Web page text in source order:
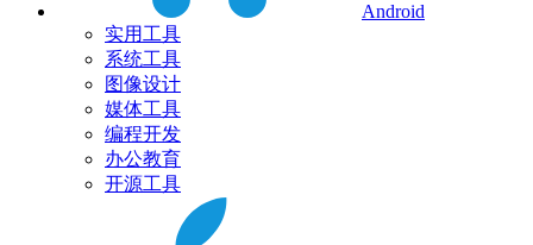
Android
实用工具
系统工具
图像设计
媒体工具
编程开发
办公教育
开源工具